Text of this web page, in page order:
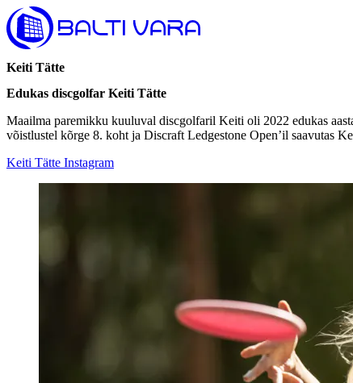
Keiti Tätte
Edukas discgolfar Keiti Tätte
Maailma paremikku kuuluval discgolfaril Keiti oli 2022 edukas
võistlustel kõrge 8. koht ja Discraft Ledgestone Open’il saavutas
Keiti Tätte Instagram